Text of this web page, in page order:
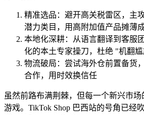
精准选品：避开高关税雷区，主
潜力类目，用高附加值产品摊薄
本地化深耕：从语言翻译到客服
化的本土专家操刀，杜绝 "机翻
物流破局：尝试海外仓前置备货
合作，用时效换信任
虽然前路布满荆棘，但每一个新兴市
游戏。TikTok Shop 巴西站的号角已经